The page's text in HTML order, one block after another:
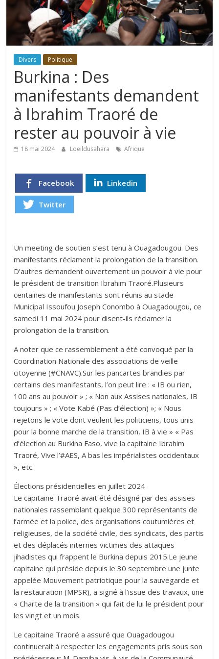
Divers Politique
Burkina : Des
manifestants demandent
à Ibrahim Traoré de
rester au pouvoir à vie
18 mai 2024 Loeildusahara Afrique
Facebook Linkedin
Twitter
Un meeting de soutien s’est tenu à Ouagadougou. Des
manifestants réclament la prolongation de la transition.
D’autres demandent ouvertement un pouvoir à vie pour
le président de transition Ibrahim Traoré.Plusieurs
centaines de manifestants sont réunis au stade
Municipal Issoufou Joseph Conombo à Ouagadougou, ce
samedi 11 mai 2024 pour disent-ils réclamer la
prolongation de la transition.
A noter que ce rassemblement a été convoqué par la
Coordination Nationale des associations de veille
citoyenne (#CNAVC).Sur les pancartes brandies par
certains des manifestants, l’on peut lire : « IB ou rien,
100 ans au pouvoir » ; « Non aux Assises nationales, IB
toujours » ; « Vote Kabé (Pas d’élection) »; « Nous
rejetons le vote dont veulent les politiciens, tous unis
pour la bonne marche de la transition, IB à vie » « Pas
d’élection au Burkina Faso, vive la capitaine Ibrahim
Traoré, Vive l’#AES, A bas les impérialistes occidentaux
», etc.
Élections présidentielles en juillet 2024
Le capitaine Traoré avait été désigné par des assises
nationales rassemblant quelque 300 représentants de
l’armée et la police, des organisations coutumières et
religieuses, de la société civile, des syndicats, des partis
et des déplacés internes victimes des attaques
jihadistes qui frappent le Burkina depuis 2015.Le jeune
capitaine qui préside depuis le 30 septembre une junte
appelée Mouvement patriotique pour la sauvegarde et
la restauration (MPSR), a signé à l’issue des travaux, une
« Charte de la transition » qui fait de lui le président pour
les vingt et un mois.
Le capitaine Traoré a assuré que Ouagadougou
continuerait à respecter les engagements pris sous son